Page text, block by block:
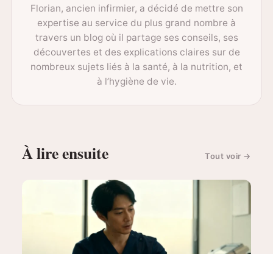
Florian, ancien infirmier, a décidé de mettre son
expertise au service du plus grand nombre à
travers un blog où il partage ses conseils, ses
découvertes et des explications claires sur de
nombreux sujets liés à la santé, à la nutrition, et
à l’hygiène de vie.
À lire ensuite Tout voir →